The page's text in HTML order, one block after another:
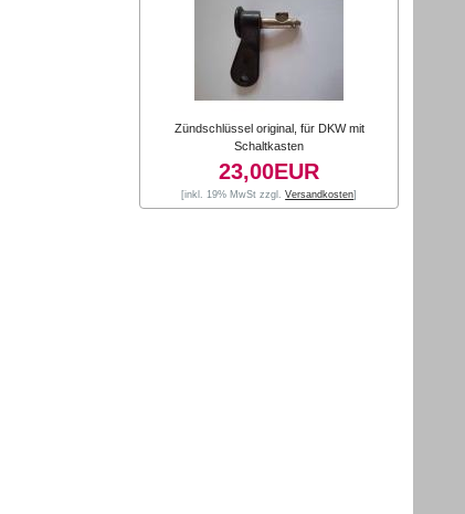
Zündschlüssel original, für DKW mit
Schaltkasten
23,00EUR
[inkl. 19% MwSt zzgl.Versandkosten]